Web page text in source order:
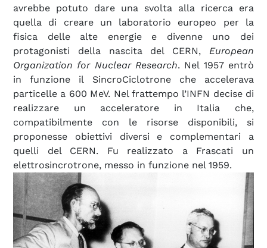
avrebbe potuto dare una svolta alla ricerca era
quella di creare un laboratorio europeo per la
fisica delle alte energie e divenne uno dei
protagonisti della nascita del CERN, European
Organization for Nuclear Research. Nel 1957 entrò
in funzione il SincroCiclotrone che accelerava
particelle a 600 MeV. Nel frattempo l’INFN decise di
realizzare un acceleratore in Italia che,
compatibilmente con le risorse disponibili, si
proponesse obiettivi diversi e complementari a
quelli del CERN. Fu realizzato a Frascati un
elettrosincrotrone, messo in funzione nel 1959.